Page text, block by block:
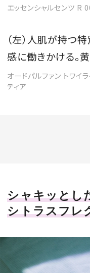
エッセンシャルセンツ R
（左）人肌が持つ
感に働きかける。
オードパルファン トワイ
ティア
シャキッとし
シトラスフレ